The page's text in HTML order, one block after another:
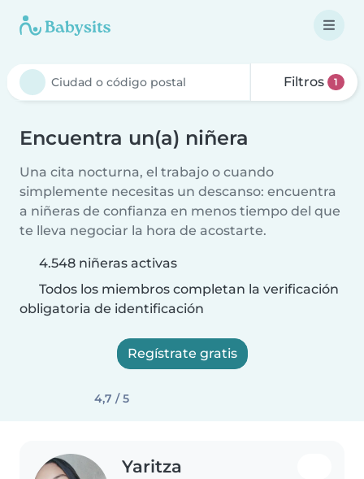
Filtros 1
Encuentra un(a) niñera
Una cita nocturna, el trabajo o cuando
simplemente necesitas un descanso: encuentra
a niñeras de confianza en menos tiempo del que
te lleva negociar la hora de acostarte.
4.548 niñeras activas
Todos los miembros completan la verificación
obligatoria de identificación
Regístrate gratis
4,7 / 5
Yaritza